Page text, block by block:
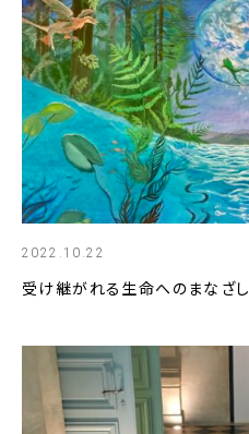
2022.10.22
受け継がれる生命へのまなざし